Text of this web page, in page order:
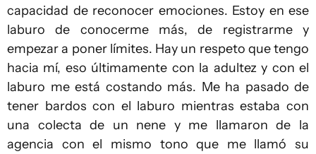
capacidad de reconocer emociones. Estoy en ese
laburo de conocerme más, de registrarme y
empezar a poner límites. Hay un respeto que tengo
hacia mí, eso últimamente con la adultez y con el
laburo me está costando más. Me ha pasado de
tener bardos con el laburo mientras estaba con
una colecta de un nene y me llamaron de la
agencia con el mismo tono que me llamó su